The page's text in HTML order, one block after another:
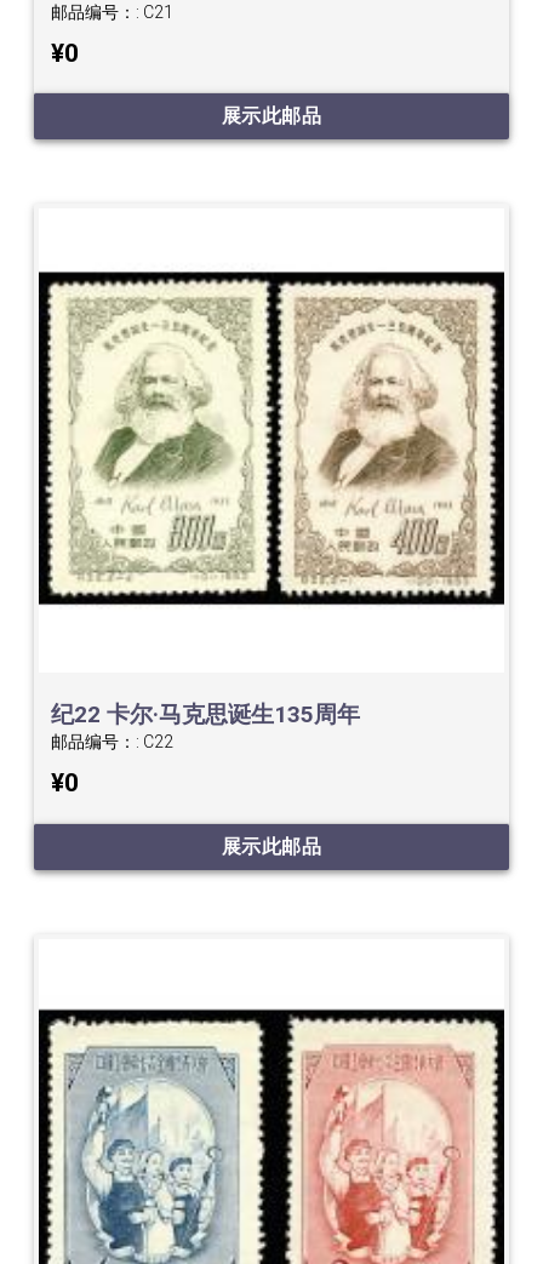
邮品编号：: C21
¥0
展示此邮品
纪22 卡尔·马克思诞生135周年
邮品编号：: C22
¥0
展示此邮品